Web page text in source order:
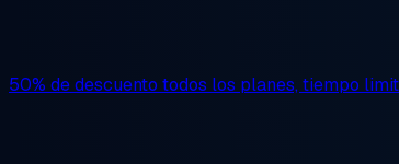
50% de descuento todos los planes, tiempo